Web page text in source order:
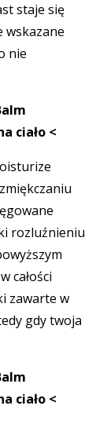
staje się
wskazane
nie
ciało <
rozluźnieniu
całości
zawarte w
gdy twoja
ciało <